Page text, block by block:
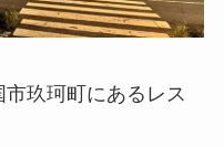
玖珂町にあるレス